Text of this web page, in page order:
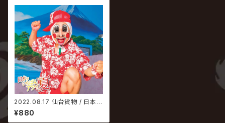
2022.08.17 仙台貨物 / 日本で
いちばんアツイ夏【littleHEART
S.限定盤-千葉ver.-】
¥880